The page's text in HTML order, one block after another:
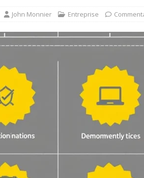
John Monnier Entreprise